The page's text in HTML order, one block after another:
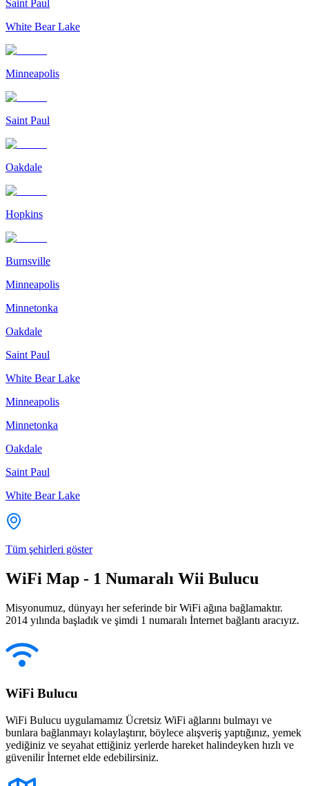
Saint Paul
White Bear Lake
Minneapolis
Saint Paul
Oakdale
Hopkins
Burnsville
Minneapolis
Minnetonka
Oakdale
Saint Paul
White Bear Lake
Minneapolis
Minnetonka
Oakdale
Saint Paul
White Bear Lake
Tüm şehirleri göster
WiFi Map - 1 Numaralı Wii Bulucu
Misyonumuz, dünyayı her seferinde bir WiFi ağına bağlamaktır.
2014 yılında başladık ve şimdi 1 numaralı İnternet bağlantı aracıyız.
WiFi Bulucu
WiFi Bulucu uygulamamız Ücretsiz WiFi ağlarını bulmayı ve
bunlara bağlanmayı kolaylaştırır, böylece alışveriş yaptığınız, yemek
yediğiniz ve seyahat ettiğiniz yerlerde hareket halindeyken hızlı ve
güvenilir İnternet elde edebilirsiniz.